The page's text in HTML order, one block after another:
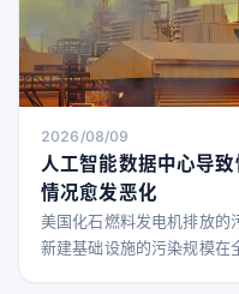
2026/08/09
人工智能数据中心导
情况愈发恶化
美国化石燃料发电机排放的
新建基础设施的污染规模在